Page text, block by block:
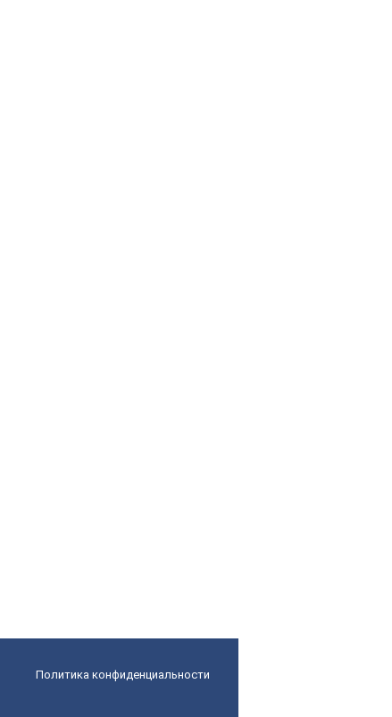
Политика конфиденциальности